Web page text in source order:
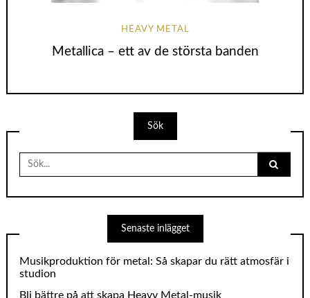
HEAVY METAL
Metallica – ett av de största banden
Sök
for:
Senaste inlägget
Musikproduktion för metal: Så skapar du rätt atmosfär i
studion
Bli bättre på att skapa Heavy Metal-musik